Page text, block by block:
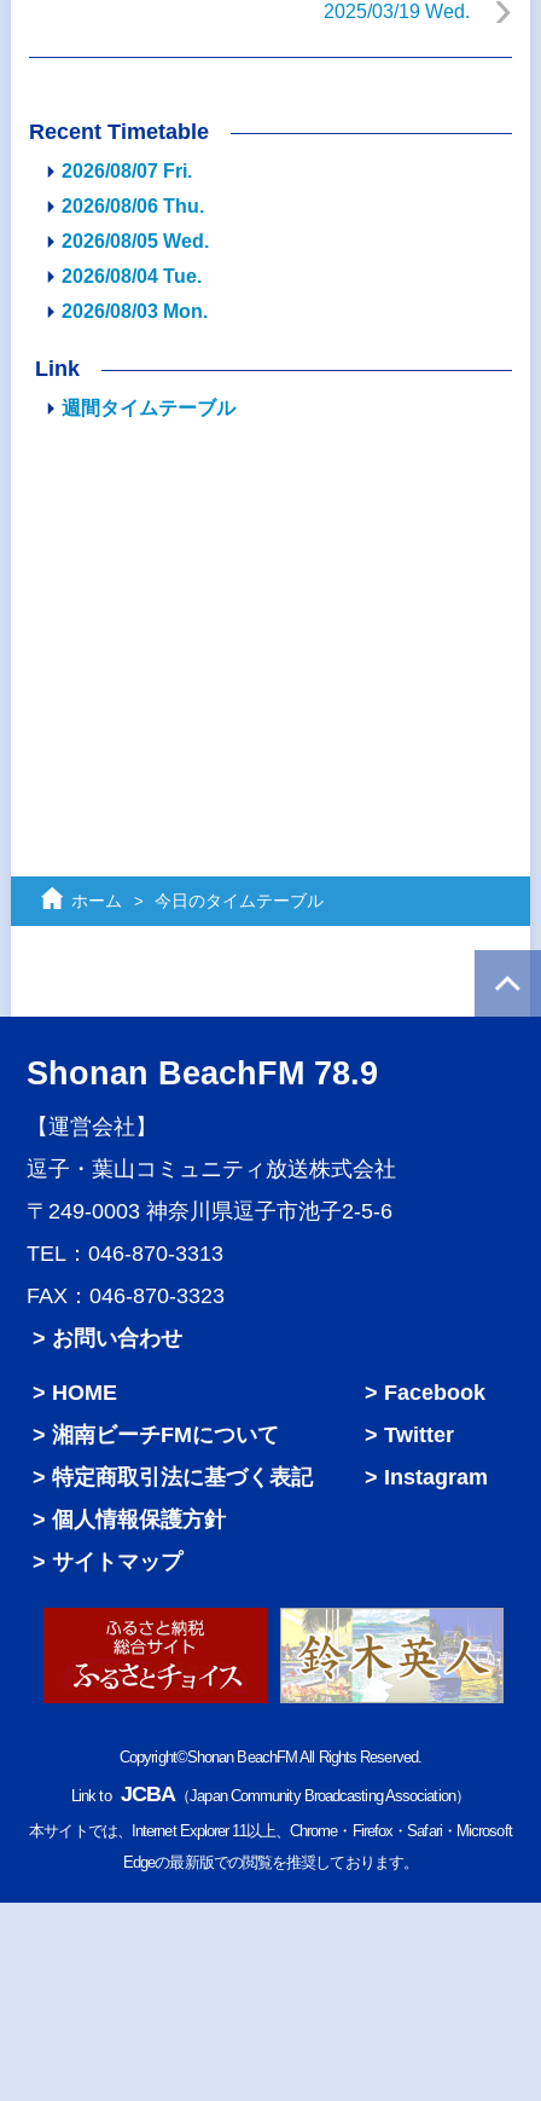
2025/03/19 Wed.
Recent Timetable
2026/08/07 Fri.
2026/08/06 Thu.
2026/08/05 Wed.
2026/08/04 Tue.
2026/08/03 Mon.
Link
週間タイムテーブル
ホーム 今日のタイムテーブル
Shonan BeachFM 78.9
【運営会社】
逗子・葉山コミュニティ放送株式会社
〒249-0003 神奈川県逗子市池子2-5-6
TEL：046-870-3313
FAX：046-870-3323
> お問い合わせ
HOME
湘南ビーチFMについて
特定商取引法に基づく表記
個人情報保護方針
サイトマップ
Facebook
Twitter
Instagram
Copyright©Shonan BeachFM All Rights Reserved.
Link to JCBA（Japan Community Broadcasting Association）
本サイトでは、Internet Explorer 11以上、Chrome・Firefox・Safari・Microsoft
Edgeの最新版での閲覧を推奨しております。